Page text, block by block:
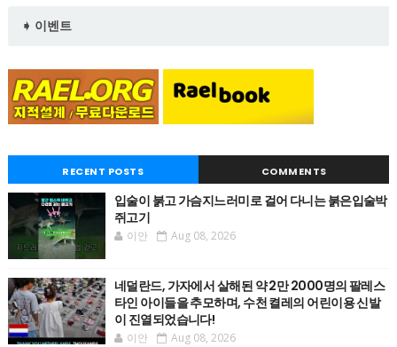
➧ 이벤트
RECENT POSTS COMMENTS
입술이 붉고 가슴지느러미로 걸어 다니는 붉은입술박
쥐고기
이안 Aug 08, 2026
네덜란드, 가자에서 살해된 약 2만 2000명의 팔레스
타인 아이들을 추모하며, 수천 켤레의 어린이용 신발
이 진열되었습니다!
이안 Aug 08, 2026